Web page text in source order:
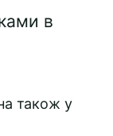
також у